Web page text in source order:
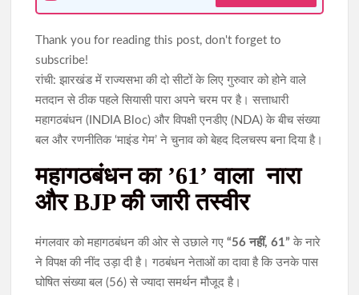
Thank you for reading this post, don't forget to
subscribe!
रांची: झारखंड में राज्यसभा की दो सीटों के लिए गुरुवार को होने वाले
मतदान से ठीक पहले सियासी पारा अपने चरम पर है। सत्ताधारी
महागठबंधन (INDIA Bloc) और विपक्षी एनडीए (NDA) के बीच संख्या
बल और रणनीतिक ‘माइंड गेम’ ने चुनाव को बेहद दिलचस्प बना दिया है।
महागठबंधन का ’61’ वाला नारा
और BJP की जारी तस्वीर
​मंगलवार को महागठबंधन की ओर से उछाले गए“56 नहीं, 61” के नारे
ने विपक्ष की नींद उड़ा दी है। गठबंधन नेताओं का दावा है कि उनके पास
घोषित संख्या बल (56) से ज्यादा समर्थन मौजूद है।